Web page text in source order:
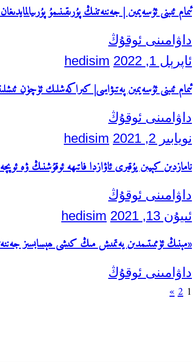
ئىمام ئىبنى ئۇسەيمىن | جەننەتنىڭ پۇرىقىنىمۇ
داۋامىنى ئوقۇڭ
ئاپرېل 1, 2022
hedisim
ئىمام ئىبنى ئۇسەيمىن پەتىۋاسى| كىراكەشلىك ئۈچۈن
داۋامىنى ئوقۇڭ
نويابىر 2, 2021
hedisim
نامازدىن كېيىن يۇقىرى ئاۋازدا فاتىھە ئوقۇشنىڭ ۋە
داۋامىنى ئوقۇڭ
ئىيۇن 13, 2021
hedisim
«مېنىڭ ئۈممىتىمدىن يەتمىش مىڭ كىشى ھېسابسىز
داۋامىنى ئوقۇڭ
يازمىنى
1
2
Next
»